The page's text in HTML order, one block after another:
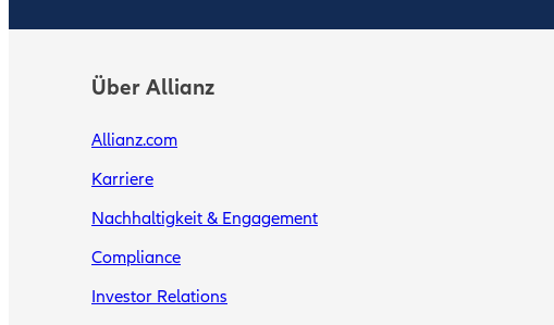
Über Allianz
Allianz.com
Karriere
Nachhaltigkeit & Engagement
Compliance
Investor Relations